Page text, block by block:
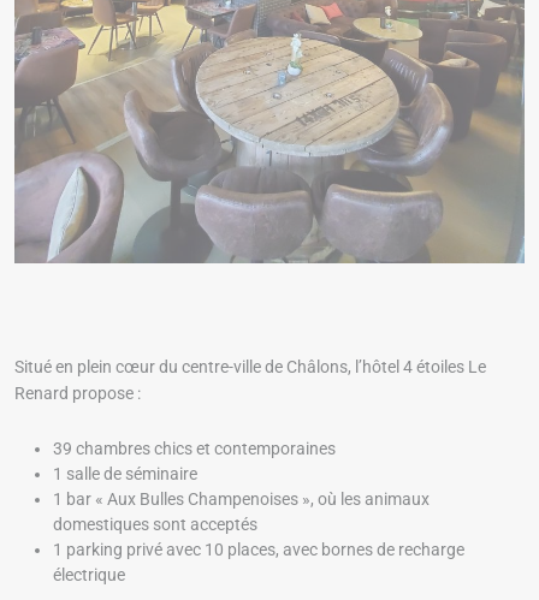
Situé en plein cœur du centre-ville de Châlons, l’hôtel 4 étoiles Le
Renard propose :
39 chambres chics et contemporaines
1 salle de séminaire
1 bar « Aux Bulles Champenoises », où les animaux
domestiques sont acceptés
1 parking privé avec 10 places, avec bornes de recharge
électrique